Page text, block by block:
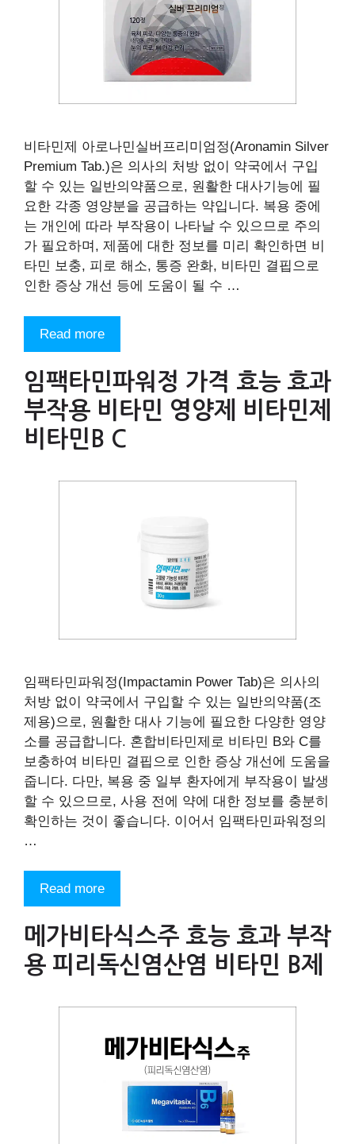
비타민제 아로나민실버프리미엄정(Aronamin Silver
Premium Tab.)은 의사의 처방 없이 약국에서 구입
할 수 있는 일반의약품으로, 원활한 대사기능에 필
요한 각종 영양분을 공급하는 약입니다. 복용 중에
는 개인에 따라 부작용이 나타날 수 있으므로 주의
가 필요하며, 제품에 대한 정보를 미리 확인하면 비
타민 보충, 피로 해소, 통증 완화, 비타민 결핍으로
인한 증상 개선 등에 도움이 될 수 …
Read more
임팩타민파워정 가격 효능 효과
부작용 비타민 영양제 비타민제
비타민B C
임팩타민파워정(Impactamin Power Tab)은 의사의
처방 없이 약국에서 구입할 수 있는 일반의약품(조
제용)으로, 원활한 대사 기능에 필요한 다양한 영양
소를 공급합니다. 혼합비타민제로 비타민 B와 C를
보충하여 비타민 결핍으로 인한 증상 개선에 도움을
줍니다. 다만, 복용 중 일부 환자에게 부작용이 발생
할 수 있으므로, 사용 전에 약에 대한 정보를 충분히
확인하는 것이 좋습니다. 이어서 임팩타민파워정의
…
Read more
메가비타식스주 효능 효과 부작
용 피리독신염산염 비타민 B제